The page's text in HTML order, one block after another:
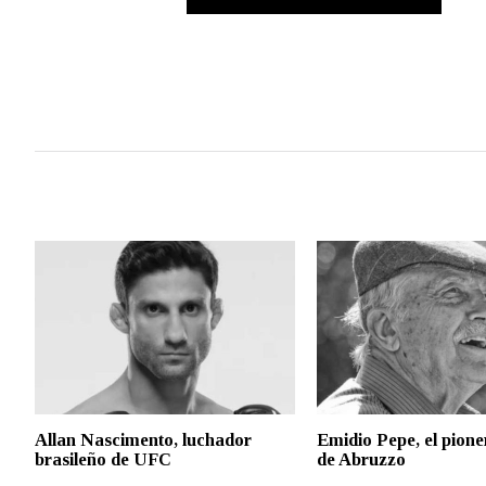
Allan Nascimento, luchador
brasileño de UFC
Emidio Pepe, el
de Abruzzo